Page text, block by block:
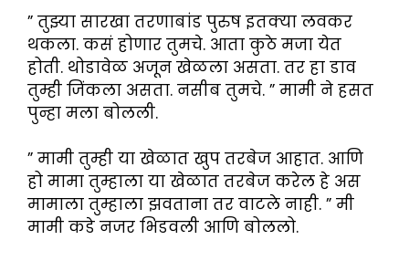
” तुझ्या सारखा तरणाबांड पुरुष इतक्या लवकर
थकला. कसं होणार तुमचे. आता कुठे मजा येत
होती. थोडावेळ अजून खेळला असता. तर हा डाव
तुम्ही जिंकला असता. नसीब तुमचे. ” मामी ने हसत
पुन्हा मला बोलली.
” मामी तुम्ही या खेळात खुप तरबेज आहात. आणि
हो मामा तुम्हाला या खेळात तरबेज करेल हे अस
मामाला तुम्हाला झवताना तर वाटले नाही. ” मी
मामी कडे नजर भिडवली आणि बोललो.